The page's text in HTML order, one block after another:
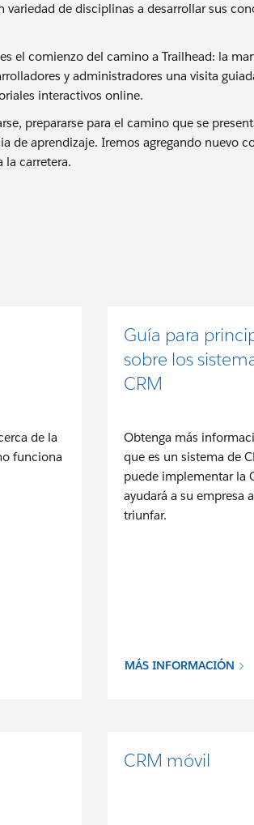
variedad de disciplinas a desarrollar sus
el comienzo del camino a Trailhead: la
y administradores una visita
interactivos online.
prepararse para el camino que se
de aprendizaje. Iremos agregando nuevo
la carretera.
de la
funciona
Guía para
sobre los
CRM
Obtenga más
que es un sistema de
puede implementar la
ayudará a su empresa
triunfar.
MÁS INFORMACIÓN
CRM móvil